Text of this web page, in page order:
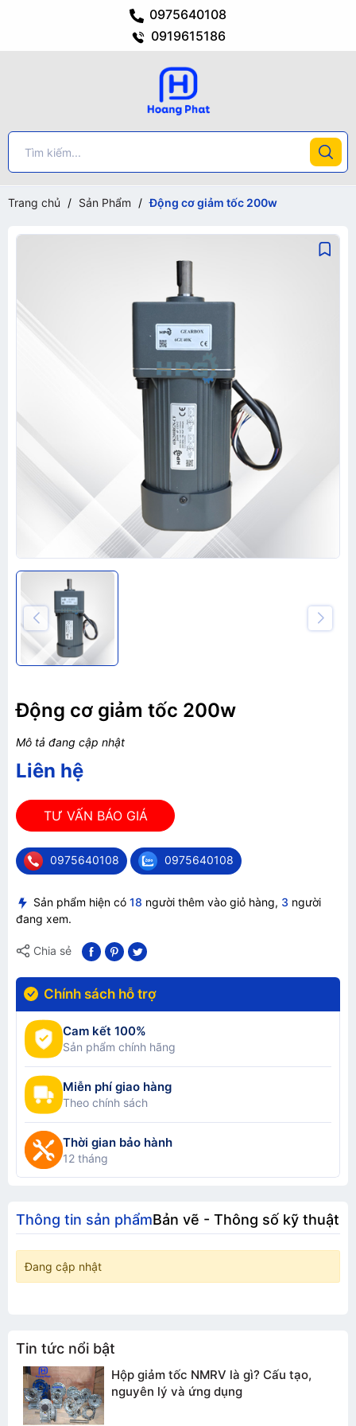
0975640108
0919615186
Trang chủ / Sản Phẩm / Động cơ giảm tốc 200w
Động cơ giảm tốc 200w
Mô tả đang cập nhật
Liên hệ
TƯ VẤN BÁO GIÁ
0975640108 0975640108
Sản phẩm hiện có 18 người thêm vào giỏ hàng, 3 người
đang xem.
Chia sẻ
Chính sách hỗ trợ
Cam kết 100%
Sản phẩm chính hãng
Miễn phí giao hàng
Theo chính sách
Thời gian bảo hành
12 tháng
Thông tin sản phẩmBản vẽ - Thông số kỹ thuật
Đang cập nhật
Tin tức nổi bật
Hộp giảm tốc NMRV là gì? Cấu tạo,
nguyên lý và ứng dụng